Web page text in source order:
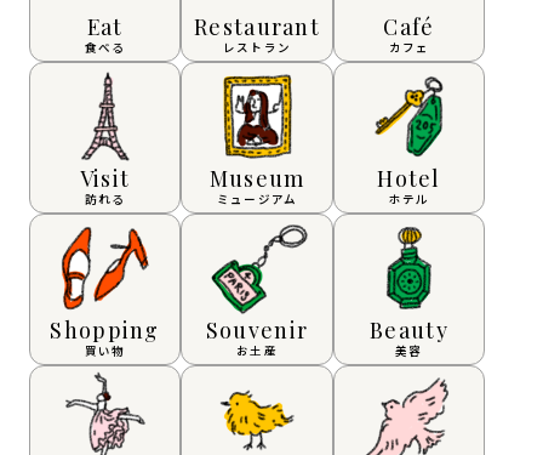
Eat
食べる
Restaurant
レストラン
Café
カフェ
Visit
訪れる
Museum
ミュージアム
Hotel
ホテル
Shopping
買い物
Souvenir
お土産
Beauty
美容